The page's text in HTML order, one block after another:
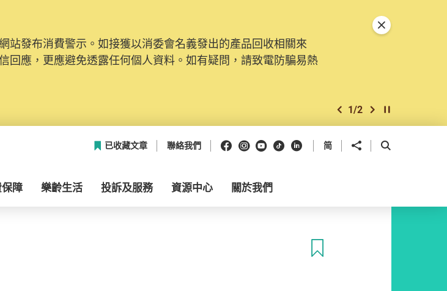
站發布消費警示。如接獲以消委會名義發出的產品回收相關來
回應，更應避免透露任何個人資料。如有疑問，請致電防騙易熱
上一個
1/2 下一個開始/暫停幻燈
關閉特別通告
已收藏文章 聯絡我們 Facebook
Instagram
Youtube
抖音領英 简 分享到 開啟搜尋框
障 樂齡生活 投訴及服務 資源中心 關於我們